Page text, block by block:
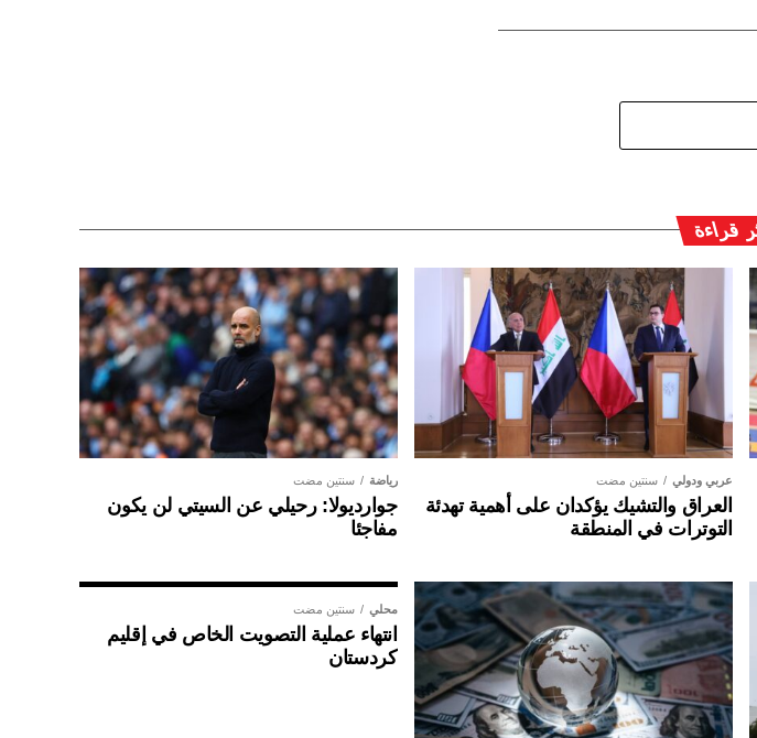
قراءة
عربي ودولي سنتين مضت
العراق والتشيك يؤكدان على أهمية تهدئة
التوترات في المنطقة
رياضة سنتين مضت
جوارديولا: رحيلي عن السيتي لن يكون
مفاجئا
محلي سنتين مضت
انتهاء عملية التصويت الخاص في إقليم
كردستان